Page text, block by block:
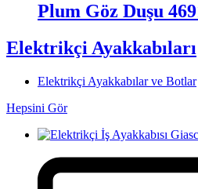
Plum Göz Duşu
Elektrikçi Ayakkabıları
Elektrikçi Ayakkabılar ve Botlar
Hepsini Gör